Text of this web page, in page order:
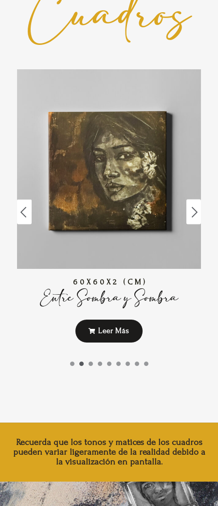
Cuadros
60X60X2 (CM)
Entre Sombra y Sombra
Leer Más
Recuerda que los tonos y matices de los cuadros
pueden variar ligeramente de la realidad debido a
la visualización en pantalla.